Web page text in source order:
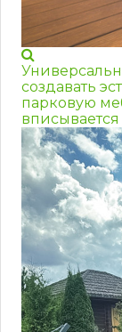
создавать
парковую